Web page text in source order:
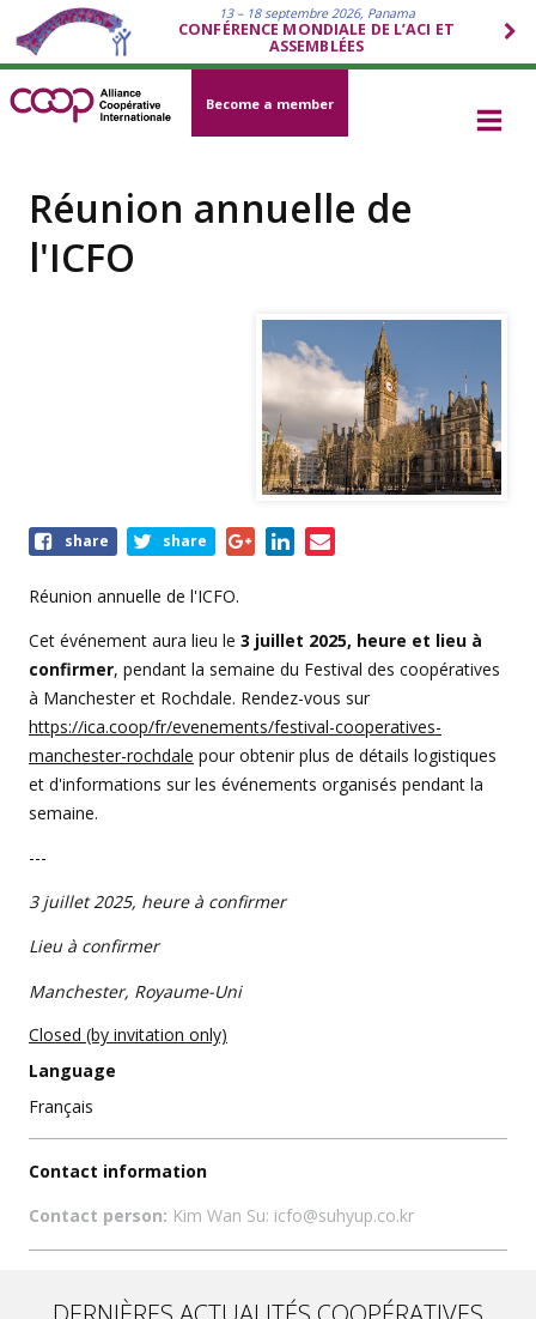
13 – 18 septembre 2026, Panama
CONFÉRENCE MONDIALE DE L’ACI ET
ASSEMBLÉES
Become a member
Réunion annuelle de
l'ICFO
Share
event
share share
Réunion annuelle de l'ICFO.
Cet événement aura lieu le 3 juillet 2025, heure et lieu à
confirmer, pendant la semaine du Festival des coopératives
à Manchester et Rochdale. Rendez-vous sur
https://ica.coop/fr/evenements/festival-cooperatives-
manchester-rochdale pour obtenir plus de détails logistiques
et d'informations sur les événements organisés pendant la
semaine.
---
3 juillet 2025, heure à confirmer
Lieu à confirmer
Manchester, Royaume-Uni
Closed (by invitation only)
Language
Français
Contact information
Contact person: Kim Wan Su: icfo@suhyup.co.kr